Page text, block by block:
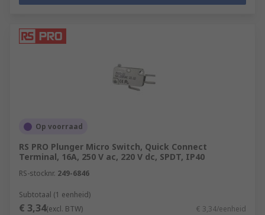
Op voorraad
RS PRO Plunger Micro Switch, Quick Connect
Terminal, 16A, 250 V ac, 220 V dc, SPDT, IP40
RS-stocknr. 249-6846
Subtotaal (1 eenheid)
€ 3,34(excl. BTW) € 3,34/eenheid